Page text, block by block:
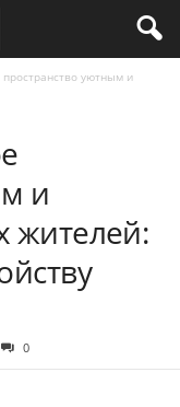
уютным и
и
жителей:
0